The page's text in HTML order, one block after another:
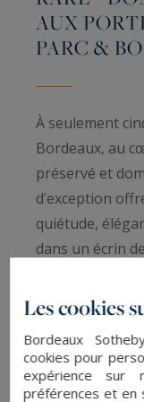
AUX
PARC &
À seulement
Bordeaux, au
préservé et
d’exception
quiétude,
dans un écrin
parc paysager
authentique
La demeure
Les cookies
Bordeaux
cookies pour
expérience sur
préférences et en